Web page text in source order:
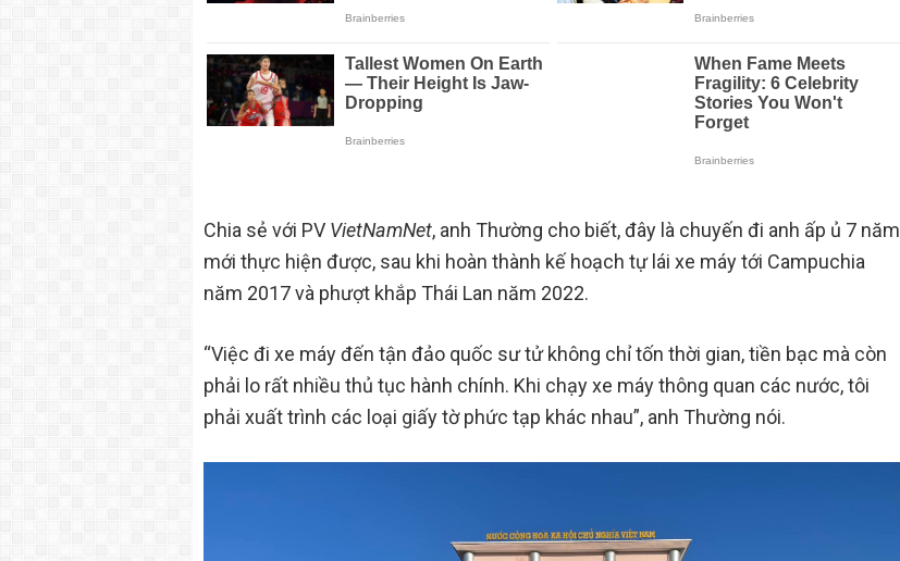
Chia sẻ với PV VietNamNet, anh Thường cho biết, đây là chuyến đi anh ấp ủ 7 năm
mới thực hiện được, sau khi hoàn thành kế hoạch tự lái xe máy tới Campuchia
năm 2017 và phượt khắp Thái Lan năm 2022.
“Việc đi xe máy đến tận đảo quốc sư tử không chỉ tốn thời gian, tiền bạc mà còn
phải lo rất nhiều thủ tục hành chính. Khi chạy xe máy thông quan các nước, tôi
phải xuất trình các loại giấy tờ phức tạp khác nhau”, anh Thường nói.